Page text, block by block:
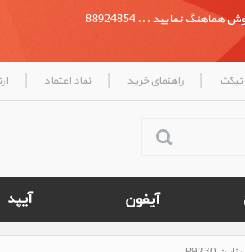
نمایید ... 88924854
| راهنمای خرید | نماد اعتماد |